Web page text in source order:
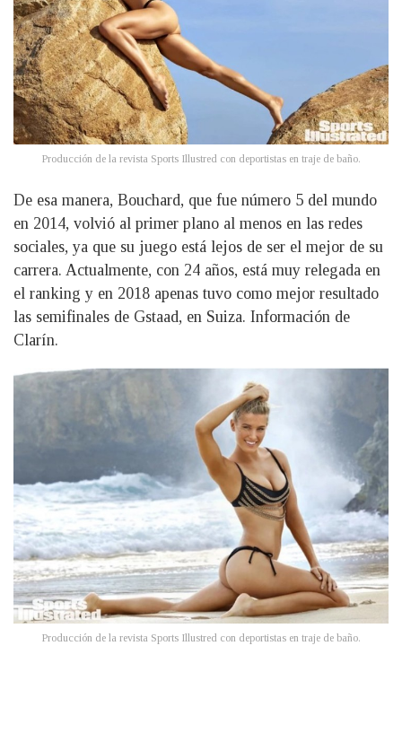
Producción de la revista Sports Illustred con deportistas en traje de baño.
De esa manera, Bouchard, que fue número 5 del mundo
en 2014, volvió al primer plano al menos en las redes
sociales, ya que su juego está lejos de ser el mejor de su
carrera. Actualmente, con 24 años, está muy relegada en
el ranking y en 2018 apenas tuvo como mejor resultado
las semifinales de Gstaad, en Suiza. Información de
Clarín.
Producción de la revista Sports Illustred con deportistas en traje de baño.